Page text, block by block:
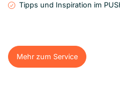
Tipps und Inspiration im
Mehr zum Service
Mehr zum Service